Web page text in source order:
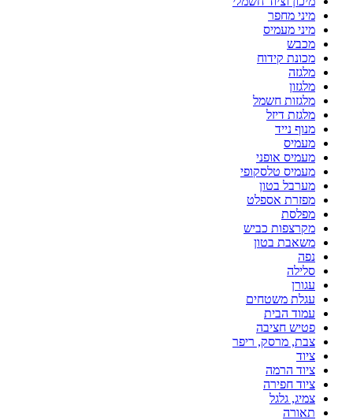
מיני מחפר
מיני מעמיס
מכבש
מכונת קידוח
מלגזה
מלגזון
מלגזות חשמל
מלגזת דיזל
מנוף נייד
מעמיס
מעמיס אופני
מעמיס טלסקופי
מערבל בטון
מפזרת אספלט
מפלסת
מקרצפות כביש
משאבת בטון
נפה
סלילה
עגורן
עגלת משטחים
עמוד הבית
פטיש חציבה
צבת, מרסק, ריפר
ציוד
ציוד הרמה
ציוד חפירה
צמיג, גלגל
תאורה